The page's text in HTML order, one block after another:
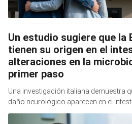
Un estudio sugiere que la
tienen su origen en el
alteraciones en la
primer paso
Una investigación italiana demuestra
daño neurológico aparecen en el